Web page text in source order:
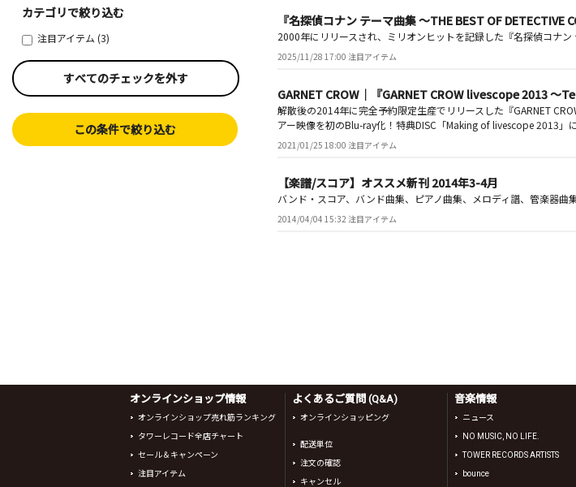
カテゴリで絞り込む
注目アイテム (3)
すべてのチェックを外す
この条件で絞り込む
『名探偵コナン テーマ曲集 ～THE BEST OF
2000年にリリースされ、ミリオンヒットを記録した『名探偵コナン
2025/11/28 17:00 注目アイテム
GARNET CROW｜『GARNET CROW livescope 2013
解散後の2014年に完全予約限定生産でリリースした『GARNET
アー映像を初のBlu-ray化！特典DISC「Making of livescope 2013
2021/01/25 18:00 注目アイテム
【楽譜/スコア】オススメ新刊 2014年3-4月
バンド・スコア、バンド曲集、ピアノ曲集、メロディ譜、管楽器
2014/04/04 15:32 注目アイテム
オンラインショップ情報
オンラインショップ売れ筋ランキング
タワーレコード全店チャート
セール＆キャンペーン
注目アイテム
よくあるご質問 (Q&A)
オンラインショッピング
配送単位
注文の確認
キャンセル
音楽情報
ニュース
NO MUSIC, NO LIFE.
TOWER RECORDS ARTISTS
bounce